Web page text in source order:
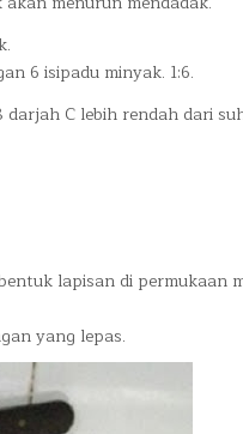
6 isipadu minyak. 1:6.
C lebih rendah dari
lapisan di permukaan
yang lepas.